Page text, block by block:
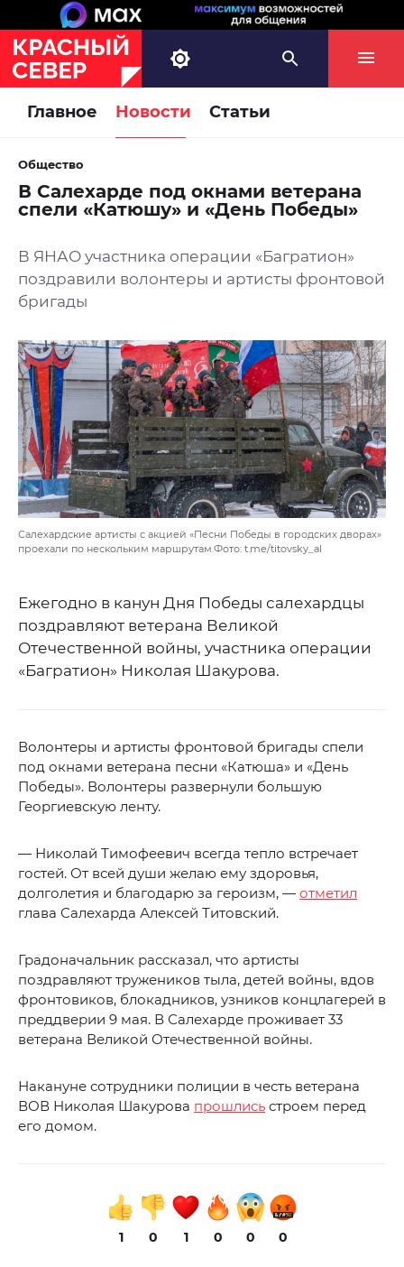
Главное Новости Статьи
Общество
В Салехарде под окнами ветерана
спели «Катюшу» и «День Победы»
В ЯНАО участника операции «Багратион»
поздравили волонтеры и артисты фронтовой
бригады
Салехардские артисты с акцией «Песни Победы в городских дворах»
проехали по нескольким маршрутам.Фото: t.me/titovsky_al
Ежегодно в канун Дня Победы салехардцы
поздравляют ветерана Великой
Отечественной войны, участника операции
«Багратион» Николая Шакурова.
Волонтеры и артисты фронтовой бригады спели
под окнами ветерана песни «Катюша» и «День
Победы». Волонтеры развернули большую
Георгиевскую ленту.
— Николай Тимофеевич всегда тепло встречает
гостей. От всей души желаю ему здоровья,
долголетия и благодарю за героизм, — отметил
глава Салехарда Алексей Титовский.
Градоначальник рассказал, что артисты
поздравляют тружеников тыла, детей войны, вдов
фронтовиков, блокадников, узников концлагерей в
преддверии 9 мая. В Салехарде проживает 33
ветерана Великой Отечественной войны.
Накануне сотрудники полиции в честь ветерана
ВОВ Николая Шакурова прошлись строем перед
его домом.
1 0 1 0 0 0